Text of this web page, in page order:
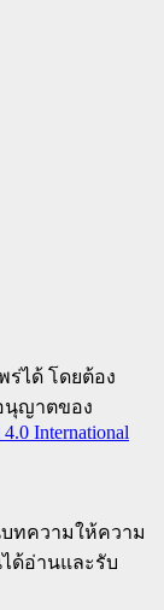
ร่ได้ โดยต้อง
นุญาตของ
International
บทความให้ความ
ได้อ่านและรับ